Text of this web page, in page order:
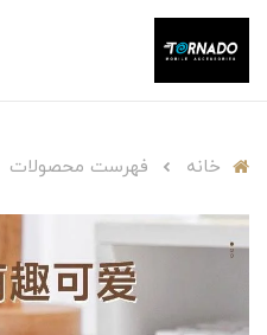
خانه فهرست محصولات